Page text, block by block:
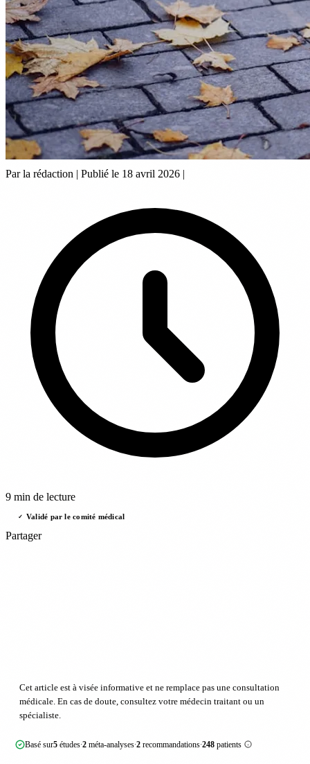
Par la rédaction | Publié le 18 avril 2026 |
9 min de lecture
✓ Validé par le comité médical
Partager
Cet article est à visée informative et ne remplace pas une consultation
médicale. En cas de doute, consultez votre médecin traitant ou un
spécialiste.
Basé sur5études·2méta-analyses·2recommandations·248patients